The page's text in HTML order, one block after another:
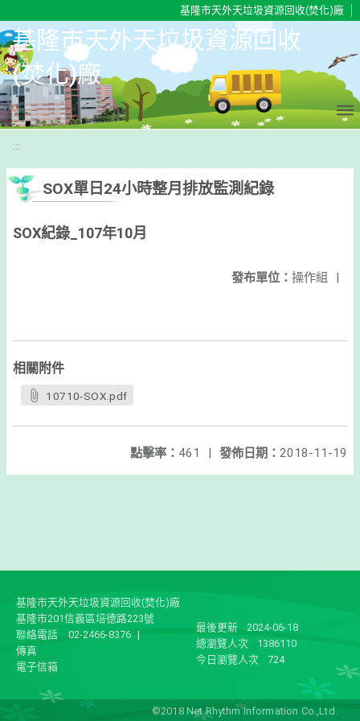
基隆市天外天垃圾資源回收(焚化)廠
基隆市天外天垃圾資源回收
(焚化)廠
:::
SOX單日24小時整月排放監測紀錄
SOX紀錄_107年10月
發布單位： 操作組 |
相關附件
10710-SOX.pdf
發佈日期： 2018-11-19
點擊率： 461 |
基隆市天外天垃圾資源回收(焚化)廠
基隆市201信義區培德路223號
聯絡電話
02-2466-8376 |
傳真
電子信箱
最後更新
2024-06-18
總瀏覽人次
1386110
今日瀏覽人次
724
©2018 Net Rhythm Information Co.,Ltd.